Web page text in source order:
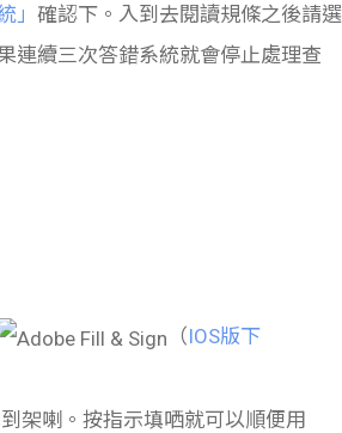
」 確認下。入到去閱讀規條之後請選
連續三次答錯系統就會停止處理查
（ IOS版下
架喇。按指示填哂就可以順便用